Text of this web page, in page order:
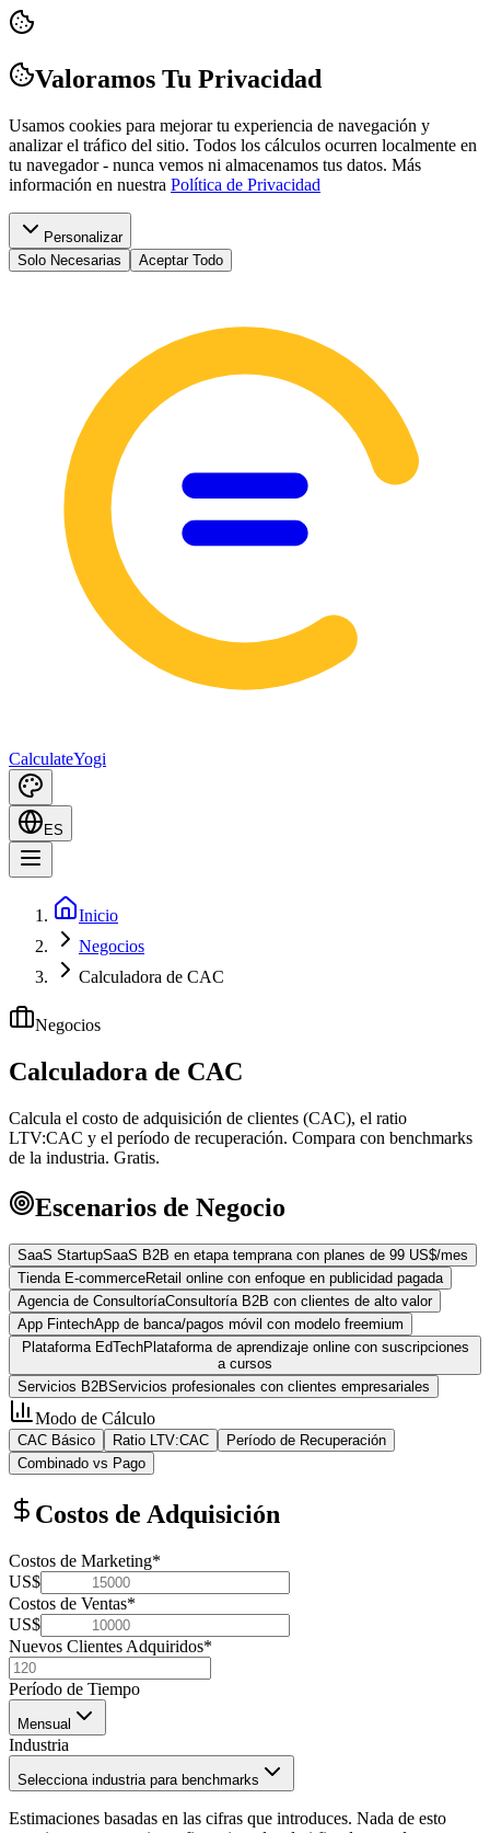
Valoramos Tu Privacidad
Usamos cookies para mejorar tu experiencia de navegación y
analizar el tráfico del sitio. Todos los cálculos ocurren localmente en
tu navegador - nunca vemos ni almacenamos tus datos. Más
información en nuestra Política de Privacidad
Personalizar
Solo Necesarias
Aceptar Todo
CalculateYogi
ES
Inicio
Negocios
Calculadora de CAC
Negocios
Calculadora de CAC
Calcula el costo de adquisición de clientes (CAC), el ratio
LTV:CAC y el período de recuperación. Compara con benchmarks
de la industria. Gratis.
Escenarios de Negocio
SaaS StartupSaaS B2B en etapa temprana con planes de 99 US$/mes
Tienda E-commerceRetail online con enfoque en publicidad pagada
Agencia de ConsultoríaConsultoría B2B con clientes de alto valor
App FintechApp de banca/pagos móvil con modelo freemium
Plataforma EdTechPlataforma de aprendizaje online con suscripciones
a cursos
Servicios B2BServicios profesionales con clientes empresariales
Modo de Cálculo
CAC Básico Ratio LTV:CAC
Período de Recuperación
Combinado vs Pago
Costos de Adquisición
Costos de Marketing*
US$
Costos de Ventas*
US$
Nuevos Clientes Adquiridos*
Período de Tiempo
Mensual
Industria
Selecciona industria para benchmarks
Estimaciones basadas en las cifras que introduces. Nada de esto